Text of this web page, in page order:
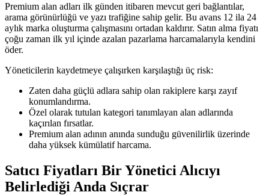
Premium alan adları ilk günden itibaren mevcut geri bağlantılar,
arama görünürlüğü ve yazı trafiğine sahip gelir. Bu avans 12 ila 24
aylık marka oluşturma çalışmasını ortadan kaldırır. Satın alma fiyatı
çoğu zaman ilk yıl içinde azalan pazarlama harcamalarıyla kendini
öder.
Yöneticilerin kaydetmeye çalışırken karşılaştığı üç risk:
Zaten daha güçlü adlara sahip olan rakiplere karşı zayıf
konumlandırma.
Özel olarak tutulan kategori tanımlayan alan adlarında
kaçırılan fırsatlar.
Premium alan adının anında sunduğu güvenilirlik üzerinde
daha yüksek kümülatif harcama.
Satıcı Fiyatları Bir Yönetici Alıcıyı
Belirlediği Anda Sıçrar